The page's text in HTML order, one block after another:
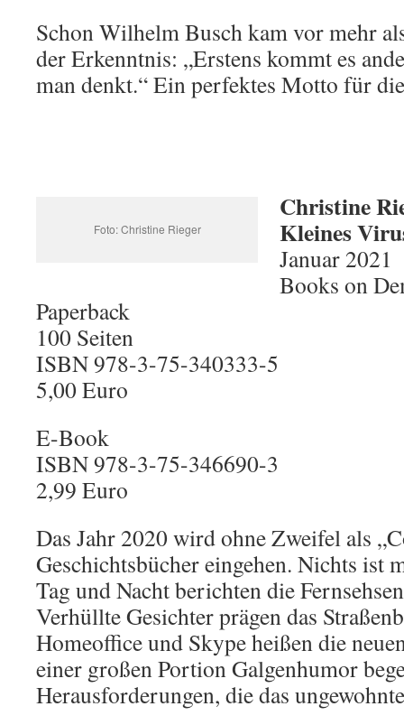
Schon Wilhelm Busch kam vor mehr
der Erkenntnis: „Erstens kommt es
man denkt.“ Ein perfektes Motto für
Foto: Christine Rieger
Christine
Kleines
Januar 2021
Books on
Paperback
100 Seiten
ISBN 978-3-75-340333-5
5,00 Euro
E-Book
ISBN 978-3-75-346690-3
2,99 Euro
Das Jahr 2020 wird ohne Zweifel als
Geschichtsbücher eingehen. Nichts ist
Tag und Nacht berichten die
Verhüllte Gesichter prägen das
Homeoffice und Skype heißen die
einer großen Portion Galgenhumor
Herausforderungen, die das